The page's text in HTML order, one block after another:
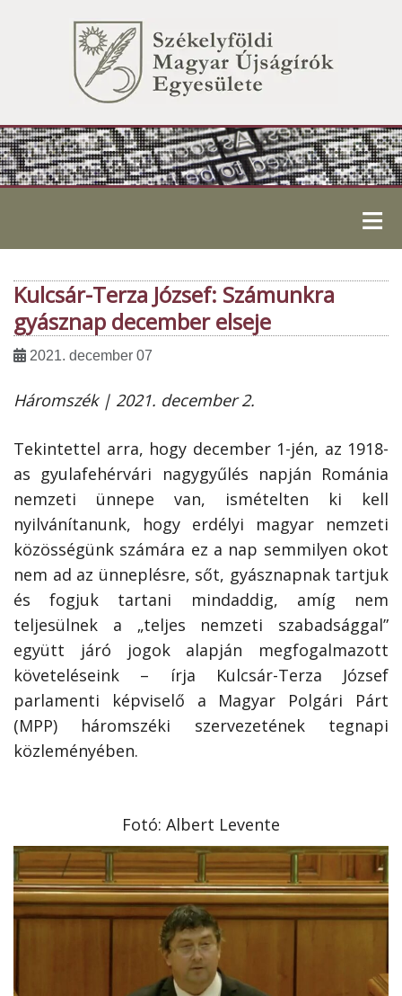
≡
Kulcsár-Terza József: Számunkra
gyásznap december elseje
2021. december 07
Háromszék | 2021. december 2.
Tekintettel arra, hogy december 1-jén, az 1918-
as gyulafehérvári nagygyűlés napján Románia
nemzeti ünnepe van, ismételten ki kell
nyilvánítanunk, hogy erdélyi magyar nemzeti
közösségünk számára ez a nap semmilyen okot
nem ad az ünneplésre, sőt, gyásznapnak tartjuk
és fogjuk tartani mindaddig, amíg nem
teljesülnek a „teljes nemzeti szabadsággal”
együtt járó jogok alapján megfogalmazott
követeléseink – írja Kulcsár-Terza József
parlamenti képviselő a Magyar Polgári Párt
(MPP) háromszéki szervezetének tegnapi
közleményében.
Fotó: Albert Levente